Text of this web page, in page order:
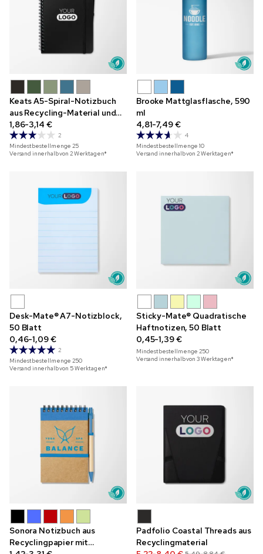
Keats A5-Spiral-Notizbuch
aus Recycling-Material und
Kugelschreiber im Set
1,86-3,14 €
2
Mindestbestellmenge25
Versand innerhalb von 2 Werktagen*
Brooke Mattglasflasche, 590
ml
4,81-7,49 €
4
Mindestbestellmenge10
Versand innerhalb von 2 Werktagen*
Desk-Mate® A7-Notizblock,
50 Blatt
0,46-1,09 €
2
Mindestbestellmenge250
Versand innerhalb von 5 Werktagen*
Sticky-Mate® Quadratische
Haftnotizen, 50 Blatt
0,45-1,39 €
Mindestbestellmenge250
Versand innerhalb von 3 Werktagen*
Sonora Notizbuch aus
Recyclingpapier mit
Padfolio Coastal Threads aus
Recyclingmaterial